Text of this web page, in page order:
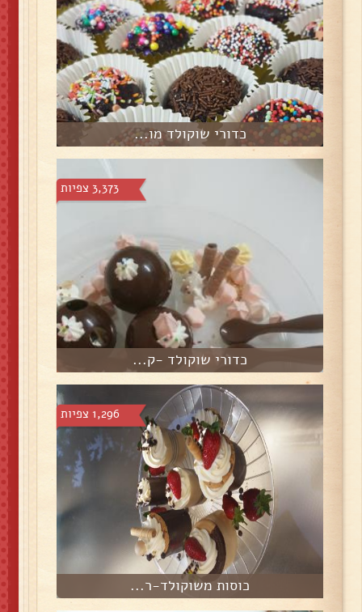
כדורי שוקולד מו...
3,373 צפיות
כדורי שוקולד -ק...
1,296 צפיות
כוסות משוקולד-ר...